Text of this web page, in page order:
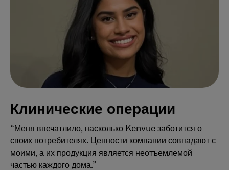
Клинические операции
“Меня впечатлило, насколько Kenvue заботится о
своих потребителях. Ценности компании совпадают с
моими, а их продукция является неотъемлемой
частью каждого дома.”